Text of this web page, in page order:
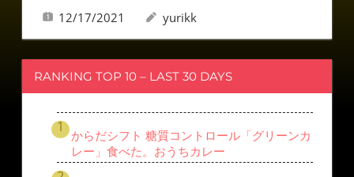
12/17/2021 yurikk
RANKING TOP 10 – LAST 30 DAYS
からだシフト 糖質コントロール「グリーンカ
レー」食べた。おうちカレー